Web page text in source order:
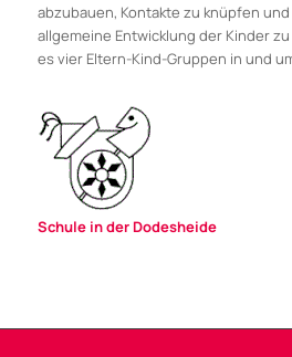
abzubauen, Kontakte zu knüpfen
allgemeine Entwicklung der Kinder
es vier Eltern-Kind-Gruppen in und
Schule in der Dodesheide